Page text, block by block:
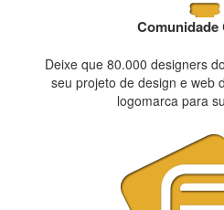
Comunidade
Deixe que 80.000 designers
seu projeto de design e web
logomarca para